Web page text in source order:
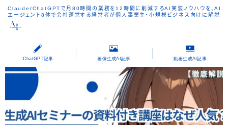
Claude/ChatGPTで月80時間の業務を12時間に削減するAI実装ノウハウを、AI
エージェント8体で会社運営する経営者が個人事業主・小規模ビジネス向けに解説
ChatGPT記事 画像生成AI記事 動画生成AI記事